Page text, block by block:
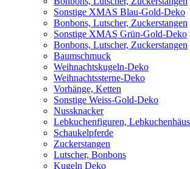
Sonstige XMAS Blau-Gold-Deko
Bonbons, Lutscher, Zuckerstangen
Sonstige XMAS Grün-Gold-Deko
Bonbons, Lutscher, Zuckerstangen
Baumschmuck
Weihnachtskugeln-Deko
Weihnachtssterne-Deko
Vorhänge, Ketten
Sonstige Weiss-Gold-Deko
Nussknacker
Lebkuchenfiguren,
Schaukelpferde
Zuckerstangen
Lutscher, Bonbons
Kugeln Deko